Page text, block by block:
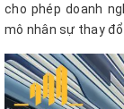
cho phép doanh
mô nhân sự thay